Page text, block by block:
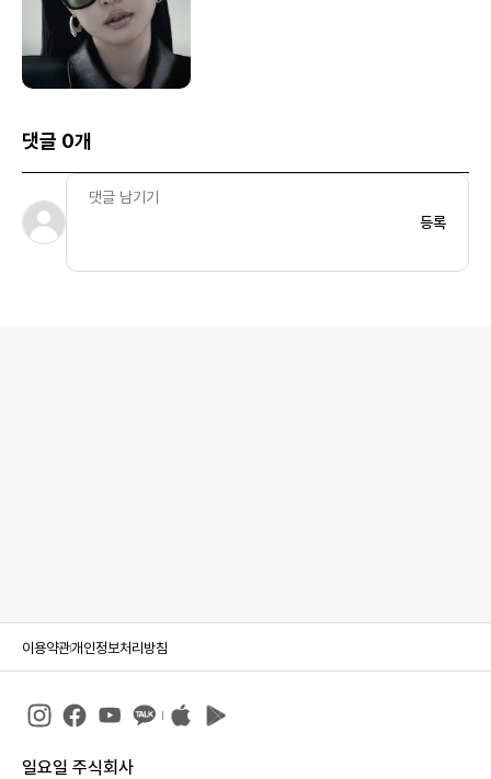
댓글 0개
등록
이용약관개인정보처리방침
일요일 주식회사